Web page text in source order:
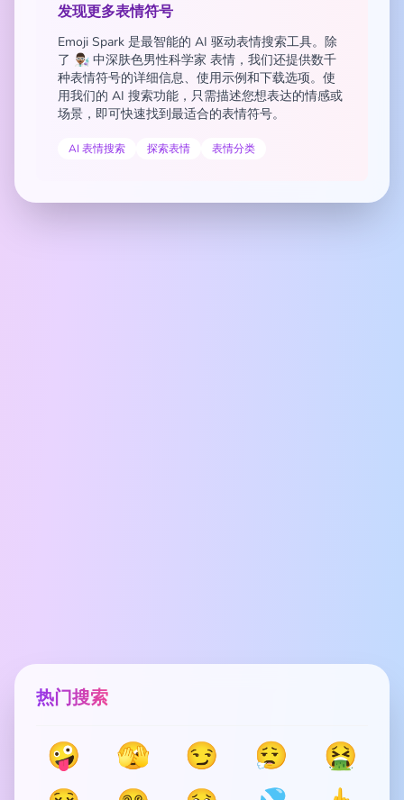
发现更多表情符号
Emoji Spark 是最智能的 AI 驱动表情搜索工具。除
了 👨🏾‍🔬 中深肤色男性科学家 表情，我们还提供数千
种表情符号的详细信息、使用示例和下载选项。使
用我们的 AI 搜索功能，只需描述您想表达的情感或
场景，即可快速找到最适合的表情符号。
AI 表情搜索 探索表情 表情分类
热门搜索
🤪 🫣 😏 😮‍💨
🤮